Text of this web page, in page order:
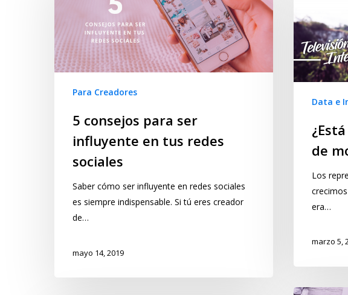
Para Creadores
5 consejos para ser
influyente en tus redes
sociales
Saber cómo ser influyente en redes sociales
es siempre indispensable. Si tú eres creador
de…
mayo 14, 2019
Data e
de
Los
era…
marzo 5,